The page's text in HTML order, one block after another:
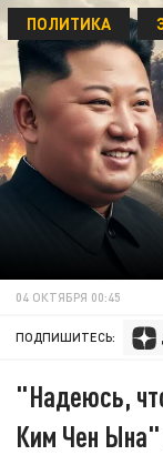
ПОЛИТИКА
04 ОКТЯБРЯ 00:45
ПОДПИШИТЕСЬ:
"Надеюсь,
Ким Чен Ына"